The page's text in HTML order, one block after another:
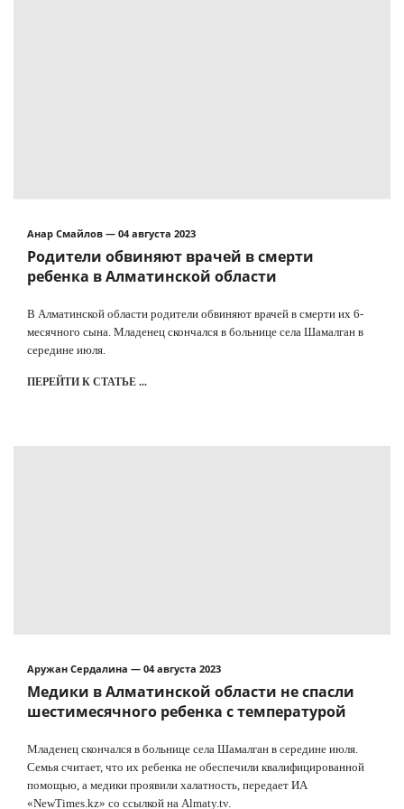
Анар Смайлов — 04 августа 2023
Родители обвиняют врачей в смерти
ребенка в Алматинской области
В Алматинской области родители обвиняют врачей в смерти их 6-
месячного сына. Младенец скончался в больнице села Шамалган в
середине июля.
ПЕРЕЙТИ К СТАТЬЕ ...
Аружан Сердалина — 04 августа 2023
Медики в Алматинской области не спасли
шестимесячного ребенка с температурой
Младенец скончался в больнице села Шамалган в середине июля.
Семья считает, что их ребенка не обеспечили квалифицированной
помощью, а медики проявили халатность, передает ИА
«NewTimes.kz» со ссылкой на Almaty.tv.